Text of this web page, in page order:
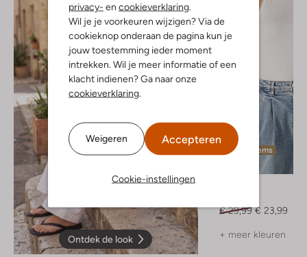
privacy- en cookieverklaring
Wil je je voorkeuren wijzigen? Via de
cookieknop onderaan de pagina kun je
jouw toestemming ieder moment
intrekken. Wil je meer informatie of een
klacht indienen? Ga naar onze
cookieverklaring
Weigeren Accepteren
Cookie-instellingen
Ontdek de look
Laatste items
€ 29,99 € 23,99
+ meer kleuren